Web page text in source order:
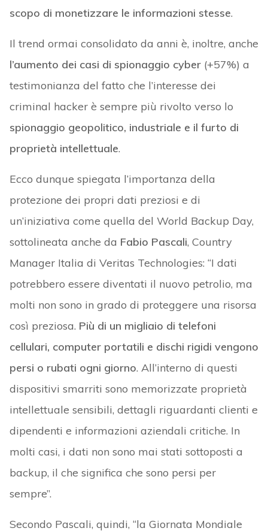
scopo di monetizzare le informazioni stesse.
Il trend ormai consolidato da anni è, inoltre, anche
l’aumento dei casi di spionaggio cyber(+57%) a
testimonianza del fatto che l’interesse dei
criminal hacker è sempre più rivolto verso lo
spionaggio geopolitico, industriale e il furto di
proprietà intellettuale.
Ecco dunque spiegata l’importanza della
protezione dei propri dati preziosi e di
un’iniziativa come quella del World Backup Day,
sottolineata anche da Fabio Pascali, Country
Manager Italia di Veritas Technologies: “I dati
potrebbero essere diventati il nuovo petrolio, ma
molti non sono in grado di proteggere una risorsa
così preziosa. Più di un migliaio di telefoni
cellulari, computer portatili e dischi rigidi vengono
persi o rubati ogni giorno. All’interno di questi
dispositivi smarriti sono memorizzate proprietà
intellettuale sensibili, dettagli riguardanti clienti e
dipendenti e informazioni aziendali critiche. In
molti casi, i dati non sono mai stati sottoposti a
backup, il che significa che sono persi per
sempre”.
Secondo Pascali, quindi, “la Giornata Mondiale